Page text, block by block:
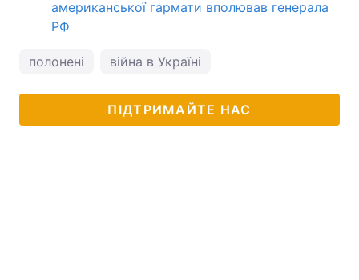
американської гармати вполював генерала
РФ
полонені війна в Україні
ПІДТРИМАЙТЕ НАС